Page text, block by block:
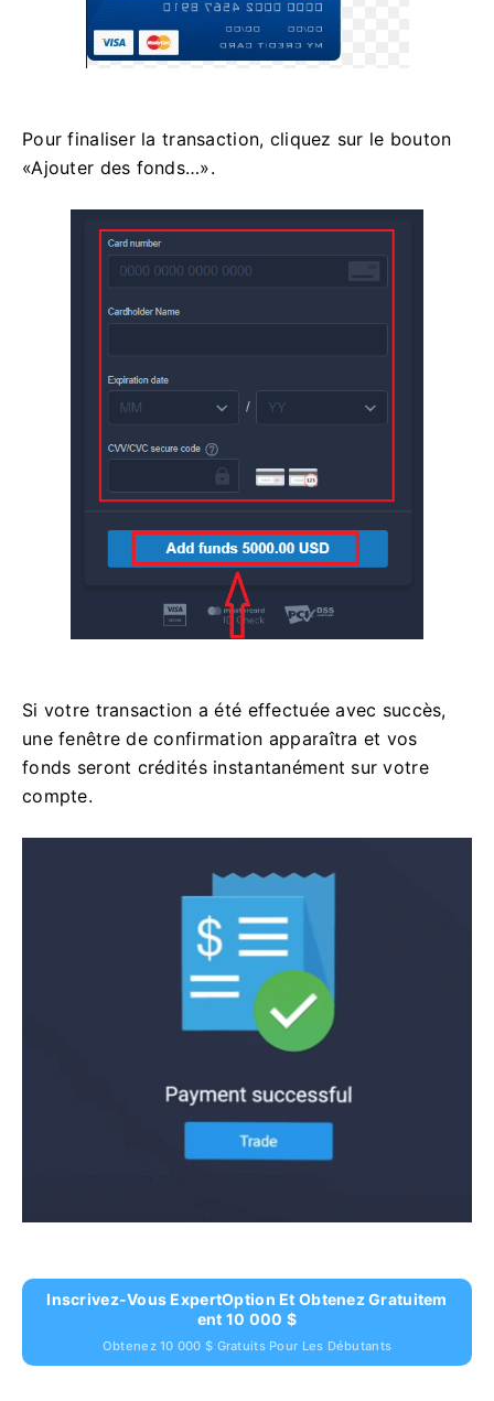
Pour finaliser la transaction, cliquez sur le bouton
«Ajouter des fonds…».
Si votre transaction a été effectuée avec succès,
une fenêtre de confirmation apparaîtra et vos
fonds seront crédités instantanément sur votre
compte.
Inscrivez-Vous ExpertOption Et Obtenez Gratuitem
Ent 10 000 $
Obtenez 10 000 $ Gratuits Pour Les Débutants